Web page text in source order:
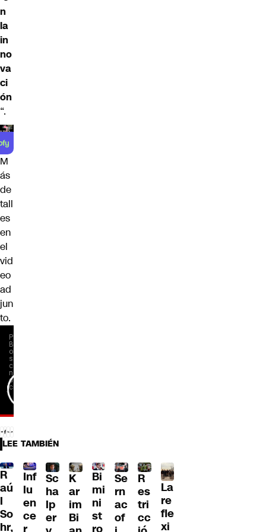
n
la
in
no
va
ci
ón
“.
M
ás
de
tall
es
en
el
vid
eo
ad
jun
to.
LEE TAMBIÉN
R
aú
l
So
hr,
Inf
lu
en
ce
Sc
ha
lp
er
K
ar
im
Bi
Bi
mi
ni
st
Se
rn
ac
of
R
es
tri
cc
La
re
fle
xi